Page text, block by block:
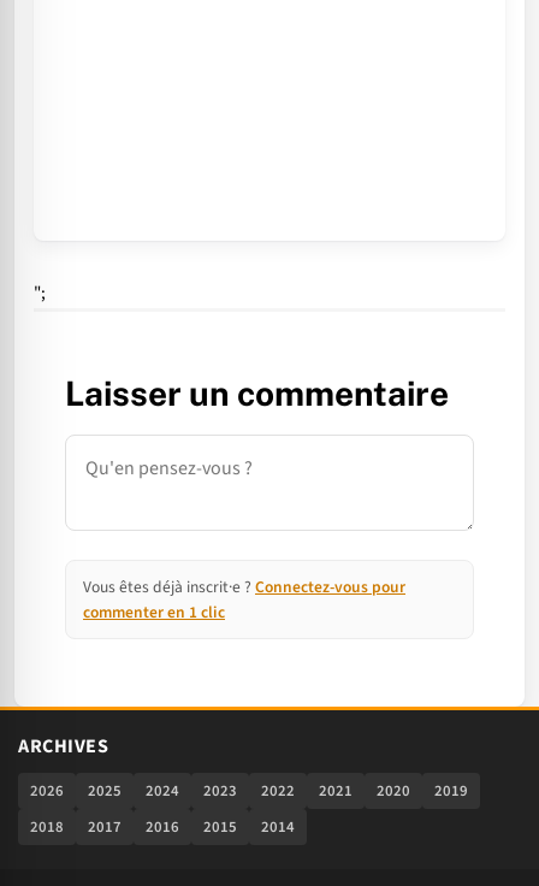
";
Laisser un commentaire
Commentaire
Vous êtes déjà inscrit·e ? Connectez-vous pour
commenter en 1 clic
ARCHIVES
2026 2025 2024 2023 2022 2021 2020
2019
2018
2017 2016 2015 2014